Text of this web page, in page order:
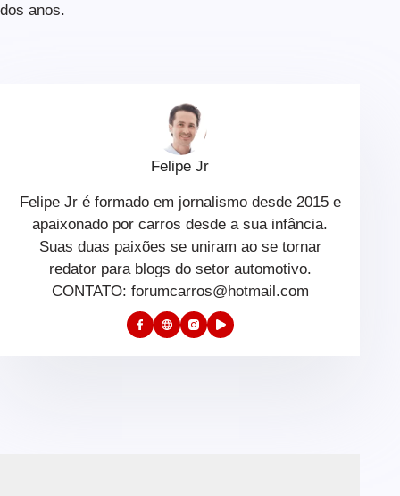
dos anos.
Felipe Jr
Felipe Jr é formado em jornalismo desde 2015 e
apaixonado por carros desde a sua infância.
Suas duas paixões se uniram ao se tornar
redator para blogs do setor automotivo.
CONTATO: forumcarros@hotmail.com